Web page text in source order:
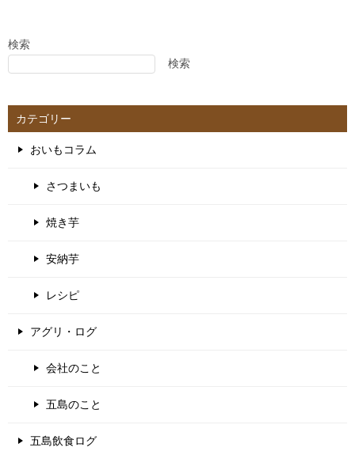
検索
検索
カテゴリー
おいもコラム
さつまいも
焼き芋
安納芋
レシピ
アグリ・ログ
会社のこと
五島のこと
五島飲食ログ